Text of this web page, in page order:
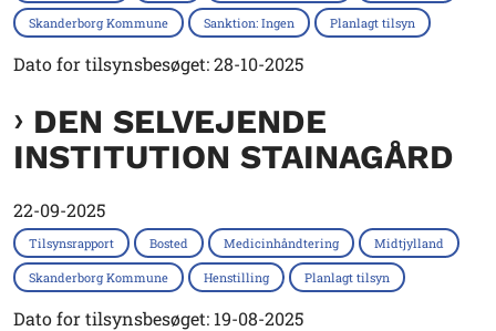
Skanderborg Kommune Sanktion: Ingen Planlagt tilsyn
Dato for tilsynsbesøget: 28-10-2025
DEN SELVEJENDE
INSTITUTION STAINAGÅRD
22-09-2025
Tilsynsrapport Bosted Medicinhåndtering Midtjylland
Skanderborg Kommune Henstilling Planlagt tilsyn
Dato for tilsynsbesøget: 19-08-2025